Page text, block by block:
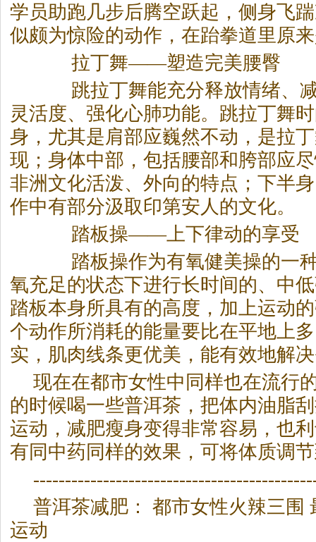
学员助跑几步后腾空跃起，侧身飞
似颇为惊险的动作，在跆拳道里原
拉丁舞——塑造完美腰臀
跳拉丁舞能充分释放情绪、减
灵活度、强化心肺功能。跳拉丁舞
身，尤其是肩部应巍然不动，是拉
现；身体中部，包括腰部和胯部应
非洲文化活泼、外向的特点；下半
作中有部分汲取印第安人的文化。
踏板操——上下律动的享受
踏板操作为有氧健美操的一种
氧充足的状态下进行长时间的、中
踏板本身所具有的高度，加上运动
个动作所消耗的能量要比在平地上
实，肌肉线条更优美，能有效地解
现在在都市女性中同样也在流行
的时候喝一些普洱茶 ，把体内油脂
运动，减肥瘦身变得非常容易，也
有同中药同样的效果，可将体质调
普洱茶减肥： 都市女性火辣三围
运动